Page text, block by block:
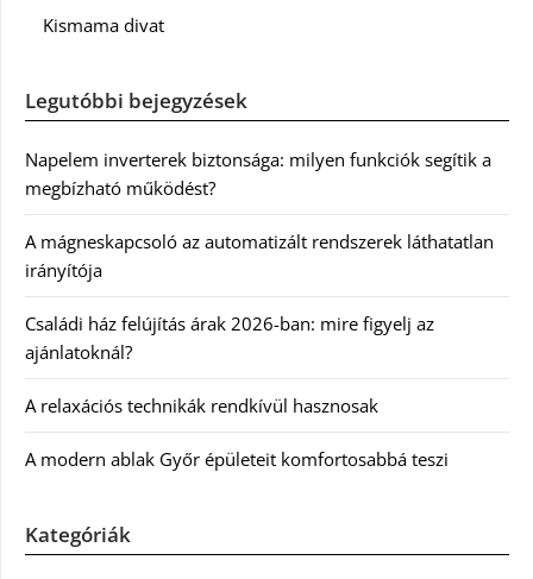
Kismama divat
Legutóbbi bejegyzések
Napelem inverterek biztonsága: milyen funkciók segítik a
megbízható működést?
A mágneskapcsoló az automatizált rendszerek láthatatlan
irányítója
Családi ház felújítás árak 2026-ban: mire figyelj az
ajánlatoknál?
A relaxációs technikák rendkívül hasznosak
A modern ablak Győr épületeit komfortosabbá teszi
Kategóriák